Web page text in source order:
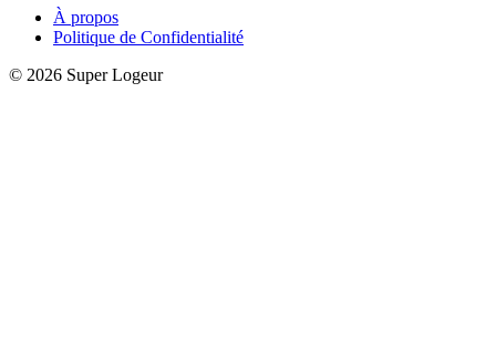
À propos
Politique de Confidentialité
© 2026 Super Logeur